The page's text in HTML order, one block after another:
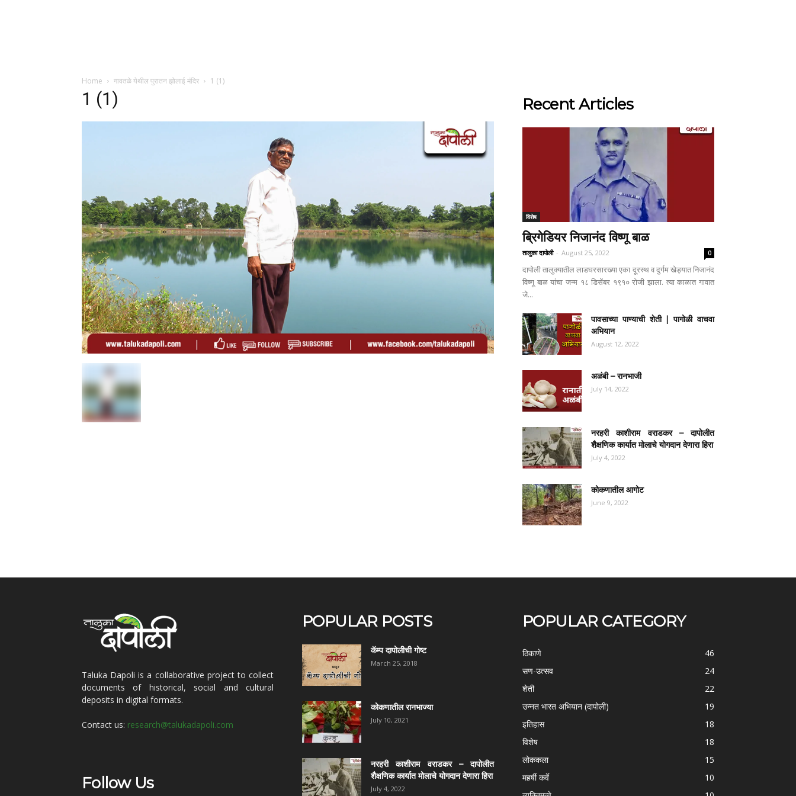
Home गावतळे येथील पुरातन झोलाई मंदिर 1 (1)
1 (1) Recent Articles
विशेष
ब्रिगेडियर निजानंद विष्णू बाळ
तालुका दापोली - August 25, 2022 0
दापोली तालुक्यातील लाडघरसारख्या एका दूरस्थ व दुर्गम खेड्यात निजानंद
विष्णू बाळ यांचा जन्म १८ डिसेंबर १९१० रोजी झाला. त्या काळात गावात
जे...
पावसाच्या पाण्याची शेती | पागोळी वाचवा
अभियान
August 12, 2022
अळंबी – रानभाजी
July 14, 2022
नरहरी काशीराम वराडकर – दापोलीत
शैक्षणिक कार्यात मोलाचे योगदान देणारा हिरा
July 4, 2022
कोकणातील आगोट
June 9, 2022
Taluka Dapoli is a collaborative project to collect
documents of historical, social and cultural
deposits in digital formats.
Contact us: research@talukadapoli.com
Follow Us
POPULAR POSTS
कॅम्प दापोलीची गोष्ट
March 25, 2018
कोकणातील रानभाज्या
July 10, 2021
नरहरी काशीराम वराडकर – दापोलीत
शैक्षणिक कार्यात मोलाचे योगदान देणारा हिरा
July 4, 2022
POPULAR CATEGORY
ठिकाणे
46
सण-उत्सव
24
शेती
22
उन्नत भारत अभियान (दापोली)
19
इतिहास
18
विशेष
18
लोककला
15
महर्षी कर्वे
10